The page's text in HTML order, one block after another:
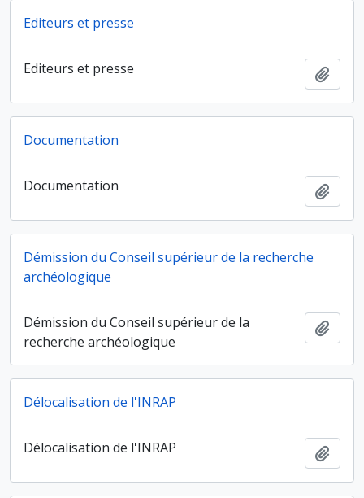
Editeurs et presse
Editeurs et presse
Documentation
Documentation
Démission du Conseil supérieur de la recherche
archéologique
Démission du Conseil supérieur de la
recherche archéologique
Délocalisation de l'INRAP
Délocalisation de l'INRAP